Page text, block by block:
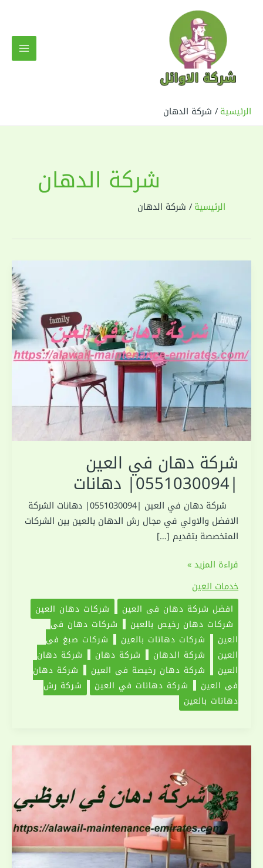
الرئيسية شركة الدهان
شركة الدهان
الرئيسية شركة الدهان
شركة دهان في العين
|0551030094| دهانات
شركة دهان في العين |0551030094| دهانات الشركة
الافضل والاولي في مجال رش الدهان بالعين بين الشركات
المتخصصة بتقديم […]
شركة
دهان
في
العين
|0551030094|
دهانات
قراءة المزيد »
خدمات العين
افضل شركة دهان في العين
‏شركات دهان العين
شركات دهان رخيص بالعين
شركات دهان في
العين
شركات دهانات بالعين
شركات صبغ في
العين
شركة الدهان شركة دهان
‏شركة دهان
العين
شركة دهان رخيصة في العين
شركة دهان
في العين
شركة دهانات في العين
شركة رش
دهانات بالعين